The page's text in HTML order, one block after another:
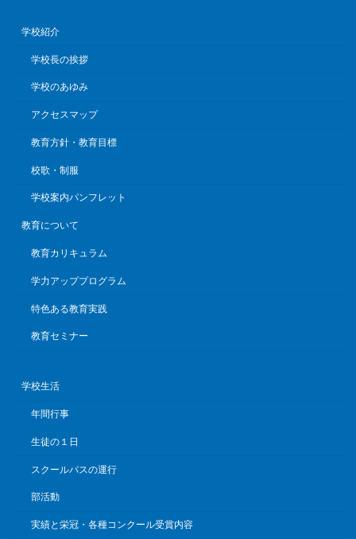
学校紹介
学校長の挨拶
学校のあゆみ
アクセスマップ
教育方針・教育目標
校歌・制服
学校案内パンフレット
教育について
教育カリキュラム
学力アッププログラム
特色ある教育実践
教育セミナー
学校生活
年間行事
生徒の１日
スクールバスの運行
部活動
実績と栄冠・各種コンクール受賞内容